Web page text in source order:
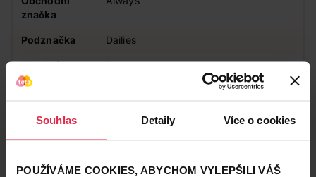
Souhlas Detaily Více o cookies
POUŽÍVÁME COOKIES, ABYCHOM VYLEPŠILI VÁŠ
značka
Podznačka Dailies
Vhodné pro Pro ženy
Intenzita
Typ vložky Slipová vložka / intimka
Absorpce Normal